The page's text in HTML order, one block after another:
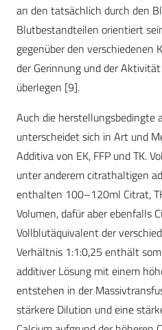
an den tatsächlich durch den
Blutbestandteilen orientiert
gegenüber den verschiedenen
der Gerinnung und der
überlegen [9].
Auch die herstellungsbedingte
unterscheidet sich in Art und
Additiva von EK, FFP und TK.
unter anderem citrathaltigen
enthalten 100–120ml Citrat,
Volumen, dafür aber ebenfalls
Vollblutäquivalent der
Verhältnis 1:1:0,25 enthält
additiver Lösung mit einem
entstehen in der
stärkere Dilution und eine